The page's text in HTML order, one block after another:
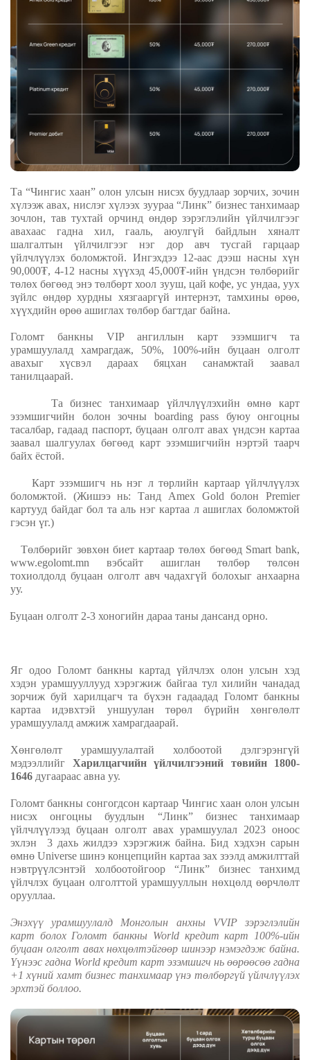
Та “Чингис хаан” олон улсын нисэх буудлаар зорчих, зочин
хүлээж авах, нислэг хүлээх зуураа “Линк” бизнес танхимаар
зочлон, тав тухтай орчинд өндөр зэрэглэлийн үйлчилгээг
авахаас гадна хил, гааль, аюулгүй байдлын хяналт
шалгалтын үйлчилгээг нэг дор авч тусгай гарцаар
үйлчлүүлэх боломжтой. Ингэхдээ 12-аас дээш насны хүн
90,000₮, 4-12 насны хүүхэд 45,000₮-ийн үндсэн төлбөрийг
төлөх бөгөөд энэ төлбөрт хоол зууш, цай кофе, ус ундаа, уух
зүйлс өндөр хурдны хязгааргүй интернэт, тамхины өрөө,
хүүхдийн өрөө ашиглах төлбөр багтдаг байна.
Голомт банкны VIP ангиллын карт эзэмшигч та
урамшуулалд хамрагдаж, 50%, 100%-ийн буцаан олголт
авахыг хүсвэл дараах бяцхан санамжтай заавал
танилцаарай.
Та бизнес танхимаар үйлчлүүлэхийн өмнө карт
эзэмшигчийн болон зочны boarding pass буюу онгоцны
тасалбар, гадаад паспорт, буцаан олголт авах үндсэн картаа
заавал шалгуулах бөгөөд карт эзэмшигчийн нэртэй таарч
байх ёстой.
Карт эзэмшигч нь нэг л төрлийн картаар үйлчлүүлэх
боломжтой.
(Жишээ нь: Танд Amex Gold болон Premier
картууд байдаг бол та аль нэг картаа л ашиглах боломжтой
гэсэн үг.)
Төлбөрийг зөвхөн биет картаар төлөх бөгөөд Smart bank,
www.egolomt.mn вэбсайт ашиглан төлбөр төлсөн
тохиолдолд буцаан олголт авч чадахгүй болохыг анхаарна
уу.
Буцаан олголт 2-3 хоногийн дараа таны дансанд орно.
Яг одоо Голомт банкны картад үйлчлэх олон улсын хэд
хэдэн урамшууллууд хэрэгжиж байгаа тул хилийн чанадад
зорчиж буй харилцагч та бүхэн гадаадад Голомт банкны
картаа
идэвхтэй уншуулан төрөл бүрийн хөнгөлөлт
урамшуулалд амжиж хамрагдаарай.
Хөнгөлөлт урамшуулалтай холбоотой дэлгэрэнгүй
мэдээллийг Харилцагчийн үйлчилгээний төвийн 1800-
1646 дугаараас авна уу.
Голомт банкны сонгогдсон картаар Чингис хаан олон улсын
нисэх онгоцны буудлын “Линк” бизнес танхимаар
үйлчлүүлээд буцаан олголт авах урамшуулал 2023 оноос
эхлэн
3 дахь жилдээ хэрэгжиж байна. Бид хэдхэн сарын
өмнө Universe шинэ концепцийн картаа зах зээлд амжилттай
нэвтрүүлсэнтэй холбоотойгоор “Линк” бизнес танхимд
үйлчлэх буцаан олголттой урамшууллын нөхцөлд өөрчлөлт
орууллаа.
Энэхүү урамшуулалд Монголын анхны VVIPзэрэглэлийн
карт болох Голомт банкны World кредит карт 100%-ийн
буцаан олголт авах нөхцөлтэйгөөр шинээр нэмэгдэж байна.
Үүнээс гадна World кредит карт эзэмшигч нь өөрөөсөө гадна
+1 хүний хамт бизнес танхимаар үнэ төлбөргүй үйлчлүүлэх
эрхтэй боллоо.